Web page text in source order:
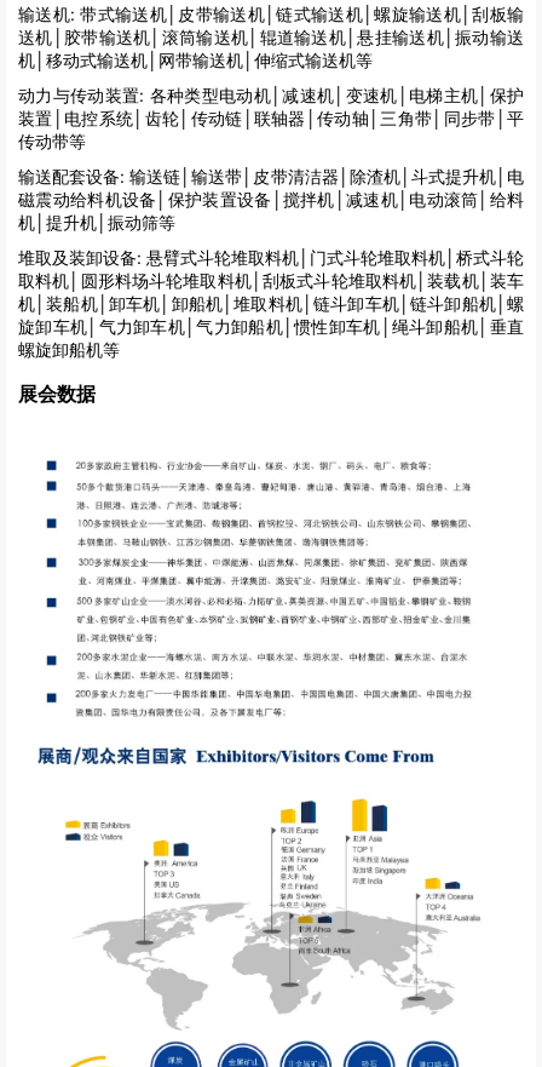
输送机: 带式输送机│皮带输送机│链式输送机│螺旋输送机│刮板输
送机│胶带输送机│滚筒输送机│辊道输送机│悬挂输送机│振动输送
机│移动式输送机│网带输送机│伸缩式输送机等
动力与传动装置: 各种类型电动机│减速机│变速机│电梯主机│保护
装置│电控系统│齿轮│传动链│联轴器│传动轴│三角带│同步带│平
传动带等
输送配套设备: 输送链│输送带│皮带清洁器│除渣机│斗式提升机│电
磁震动给料机设备│保护装置设备│搅拌机│减速机│电动滚筒│给料
机│提升机│振动筛等
堆取及装卸设备: 悬臂式斗轮堆取料机│门式斗轮堆取料机│桥式斗轮
取料机│圆形料场斗轮堆取料机│刮板式斗轮堆取料机│装载机│装车
机│装船机│卸车机│卸船机│堆取料机│链斗卸车机│链斗卸船机│螺
旋卸车机│气力卸车机│气力卸船机│惯性卸车机│绳斗卸船机│垂直
螺旋卸船机等
展会数据